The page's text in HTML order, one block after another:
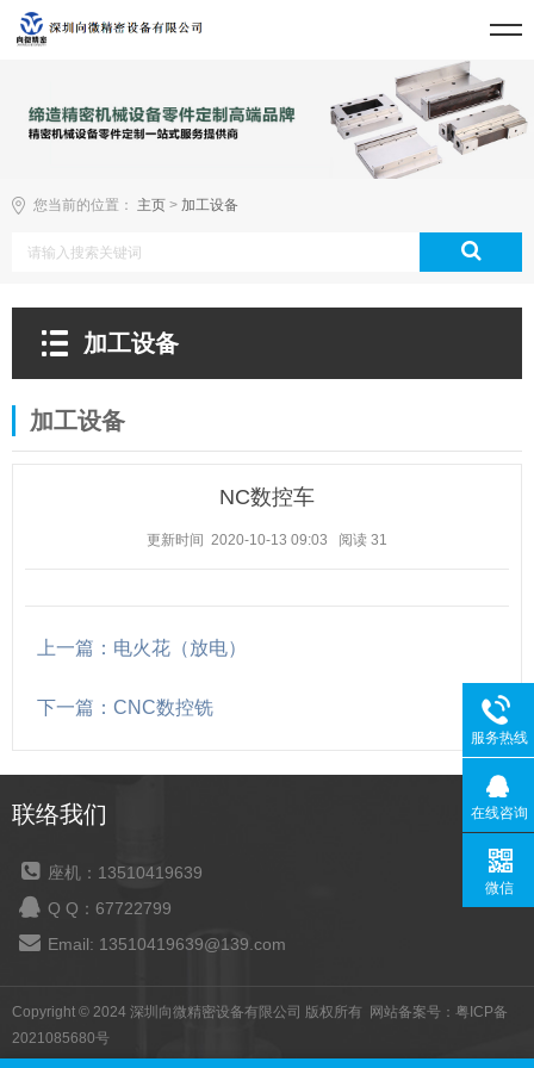
您当前的位置： 主页 > 加工设备
加工设备
加工设备
NC数控车
更新时间 2020-10-13 09:03 阅读 31
上一篇：电火花（放电）
下一篇：CNC数控铣
联络我们
座机：13510419639
Q Q：67722799
Email: 13510419639@139.com
Copyright © 2024 深圳向微精密设备有限公司 版权所有 网站备案号： 粤ICP备
2021085680号
服务热线
在线咨询
微信